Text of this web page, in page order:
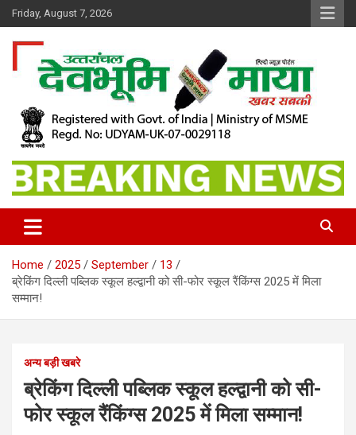
Skip
to
content
Friday, August 7, 2026
Dev Bhoomi Maya
Home 2025 September
13
ब्रेकिंग दिल्ली पब्लिक स्कूल हल्द्वानी को सी-फोर स्कूल रैंकिंग्स 2025 में मिला
सम्मान!
अन्य बड़ी खबरे
ब्रेकिंग दिल्ली पब्लिक स्कूल हल्द्वानी को सी-
फोर स्कूल रैंकिंग्स 2025 में मिला सम्मान!